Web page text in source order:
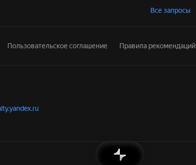
Все запросы
Пользовательское соглашение Правила рекомендаций